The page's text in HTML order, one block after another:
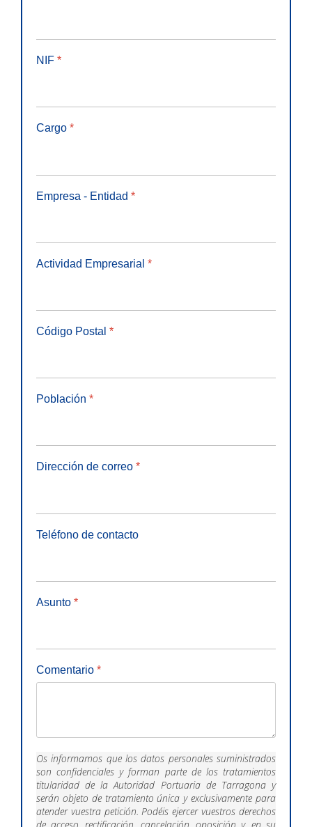
NIF *
Cargo *
Empresa - Entidad *
Actividad Empresarial *
Código Postal *
Población *
Dirección de correo *
Teléfono de contacto
Asunto *
Comentario *
Os informamos que los datos personales suministrados
son confidenciales y forman parte de los tratamientos
titularidad de la Autoridad Portuaria de Tarragona y
serán objeto de tratamiento única y exclusivamente para
atender vuestra petición. Podéis ejercer vuestros derechos